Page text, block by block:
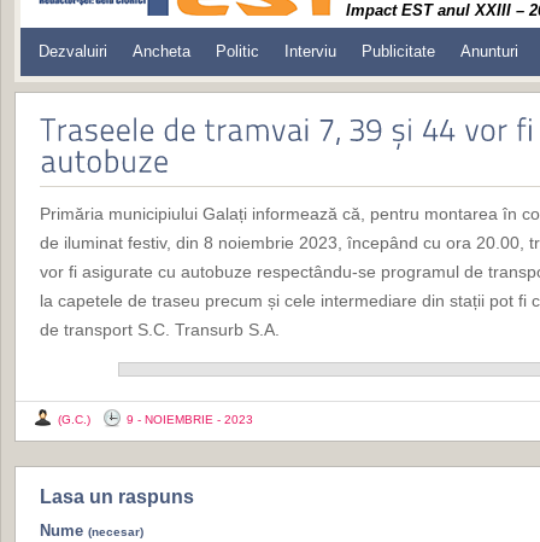
Impact EST anul XXIII –
Dezvaluiri Ancheta Politic Interviu Publicitate Anunturi
Primăria municipiului Galați informează că, pentru montarea în
de iluminat festiv, din 8 noiembrie 2023, începând cu ora 20.00,
vor fi asigurate cu autobuze respectându-se programul de
la capetele de traseu precum și cele intermediare din stații pot fi
de transport S.C. Transurb S.A.
(G.C.) 9 - NOIEMBRIE - 2023
Lasa un raspuns
Nume (necesar)